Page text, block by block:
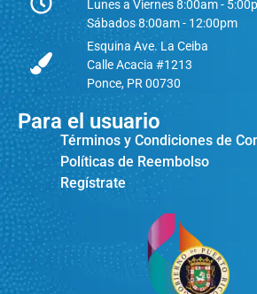
Lunes a Viernes 8:00am -
Sábados 8:00am - 12:00pm
Esquina Ave. La Ceiba
Calle Acacia #1213
Ponce, PR 00730
Para el usuario
Términos y Condiciones de
Políticas de Reembolso
Regístrate